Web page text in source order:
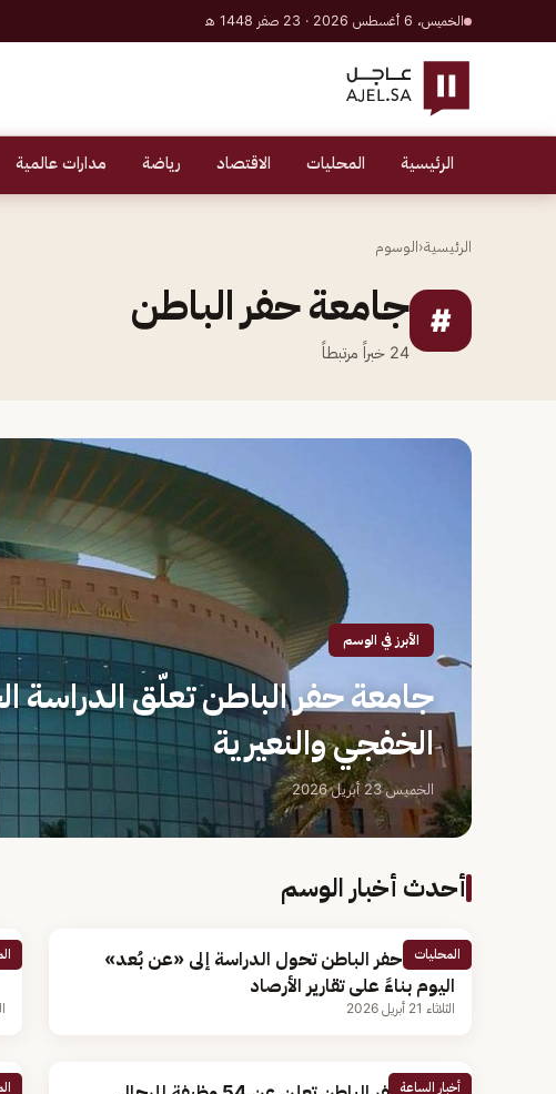
الخميس، 6 أغسطس 2026 · 23 صفر 1448 هـ
الرئيسية المحليات الاقتصاد رياضة مدارات عالمية
الرئيسية‹الوسوم
# جامعة حفر الباطن
24 خبراً مرتبطاً
الأبرز في الوسم
جامعة حفر الباطن تعلّق الدراسة
الخفجي والنعيرية
الخميس 23 أبريل 2026
أحدث أخبار الوسم
المحليات
جامعة حفر الباطن تحول الدراسة إلى «عن بُعد»
اليوم بناءً على تقارير الأرصاد
الثلاثاء 21 أبريل 2026
أخبار الساعة